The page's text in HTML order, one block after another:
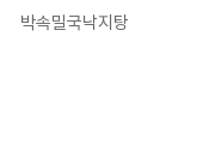
박속밀국낙지탕